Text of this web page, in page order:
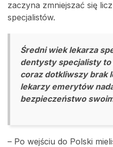
zaczyna zmniejszać się
specjalistów.
Średni wiek lekarza
dentysty specjalisty to
coraz dotkliwszy brak
lekarzy emerytów
bezpieczeństwo
– Po wejściu do Polski